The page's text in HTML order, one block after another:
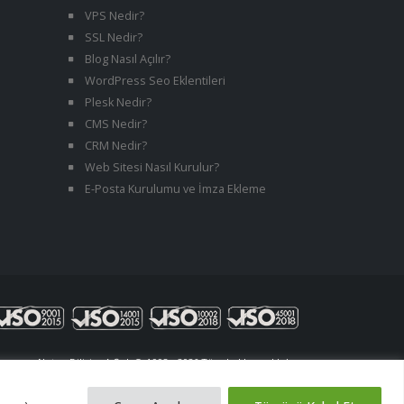
VPS Nedir?
SSL Nedir?
Blog Nasıl Açılır?
WordPress Seo Eklentileri
Plesk Nedir?
CMS Nedir?
CRM Nedir?
Web Sitesi Nasıl Kurulur?
E-Posta Kurulumu ve İmza Ekleme
Netuv Bilişim A.Ş. | © 1998 - 2026 Tüm hakları saklıdır.
versiyon 06062026